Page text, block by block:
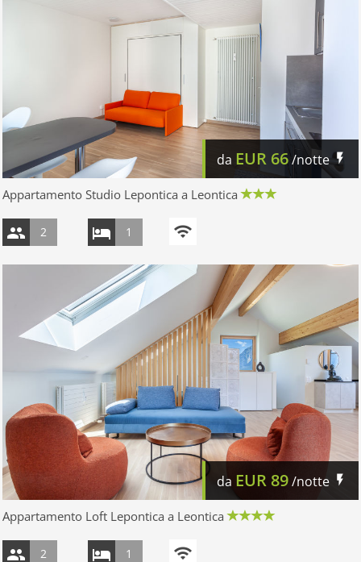
da EUR 66/notte
Appartamento Studio Lepontica a Leontica
2 1
da EUR 89/notte
Appartamento Loft Lepontica a Leontica
2 1